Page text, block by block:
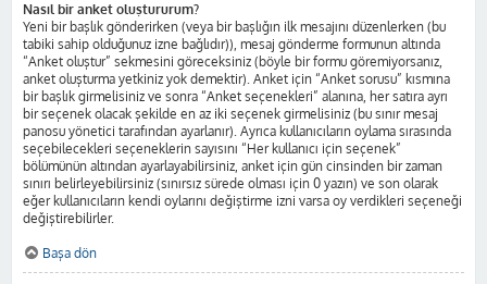
Nasıl bir anket oluştururum?
Yeni bir başlık gönderirken (veya bir başlığın ilk mesajını düzenlerken (bu
tabiki sahip olduğunuz izne bağlıdır)), mesaj gönderme formunun altında
“Anket oluştur” sekmesini göreceksiniz (böyle bir formu göremiyorsanız,
anket oluşturma yetkiniz yok demektir). Anket için “Anket sorusu” kısmına
bir başlık girmelisiniz ve sonra “Anket seçenekleri” alanına, her satıra ayrı
bir seçenek olacak şekilde en az iki seçenek girmelisiniz (bu sınır mesaj
panosu yönetici tarafından ayarlanır). Ayrıca kullanıcıların oylama sırasında
seçebilecekleri seçeneklerin sayısını “Her kullanıcı için seçenek”
bölümünün altından ayarlayabilirsiniz, anket için gün cinsinden bir zaman
sınırı belirleyebilirsiniz (sınırsız sürede olması için 0 yazın) ve son olarak
eğer kullanıcıların kendi oylarını değiştirme izni varsa oy verdikleri seçeneği
değiştirebilirler.
Başa dön